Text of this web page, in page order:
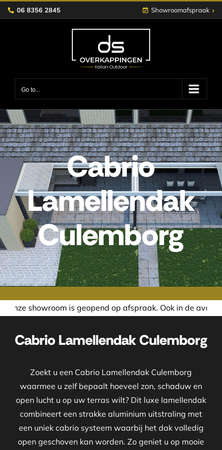
Skip
to
06 8356 2845 Showroomafspraak ›
Go to...
Cabrio
Lamellendak
Culemborg
op afspraak. Ook in de avond of in het weekend
Cabrio Lamellendak Culemborg
Zoekt u een Cabrio Lamellendak Culemborg
waarmee u zelf bepaalt hoeveel zon, schaduw en
open lucht u op uw terras wilt? Dit luxe lamellendak
combineert een strakke aluminium uitstraling met
een uniek cabrio systeem waarbij het dak volledig
open geschoven kan worden. Zo geniet u op mooie